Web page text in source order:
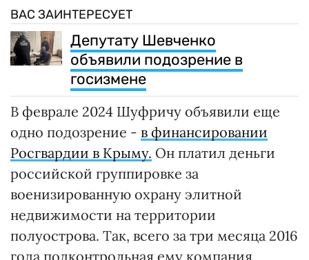
ВАС ЗАИНТЕРЕСУЕТ
Депутату Шевченко
объявили подозрение в
госизмене
В феврале 2024 Шуфричу объявили еще
одно подозрение - в финансировании
Росгвардии в Крыму. Он платил деньги
российской группировке за
военизированную охрану элитной
недвижимости на территории
полуострова. Так, всего за три месяца 2016
года подконтрольная ему компания